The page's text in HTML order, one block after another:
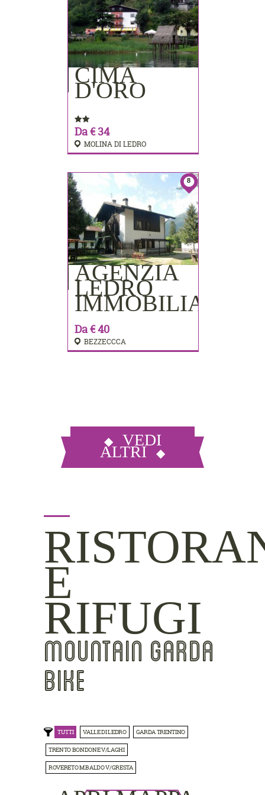
CIMA
D'ORO
Da € 34
MOLINA DI LEDRO
PRENOTA
8
AGENZIA
LEDRO
IMMOBILIARE
Da € 40
BEZZECCCA
PRENOTA
VEDI
ALTRI
E
RIFUGI
MOUNTAIN GARDA
BIKE
TUTTI VALLE DI LEDRO GARDA TRENTINO
TRENTO BONDONE V/LAGHI
ROVERETO M.BALDO V/GRESTA